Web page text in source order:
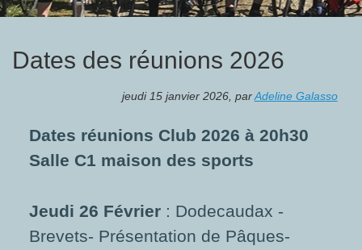
Dates des réunions 2026
jeudi 15 janvier 2026, par Adeline Galasso
Dates réunions Club 2026 à 20h30
Salle C1 maison des sports
Jeudi 26 Février : Dodecaudax -
Brevets- Présentation de Pâques-